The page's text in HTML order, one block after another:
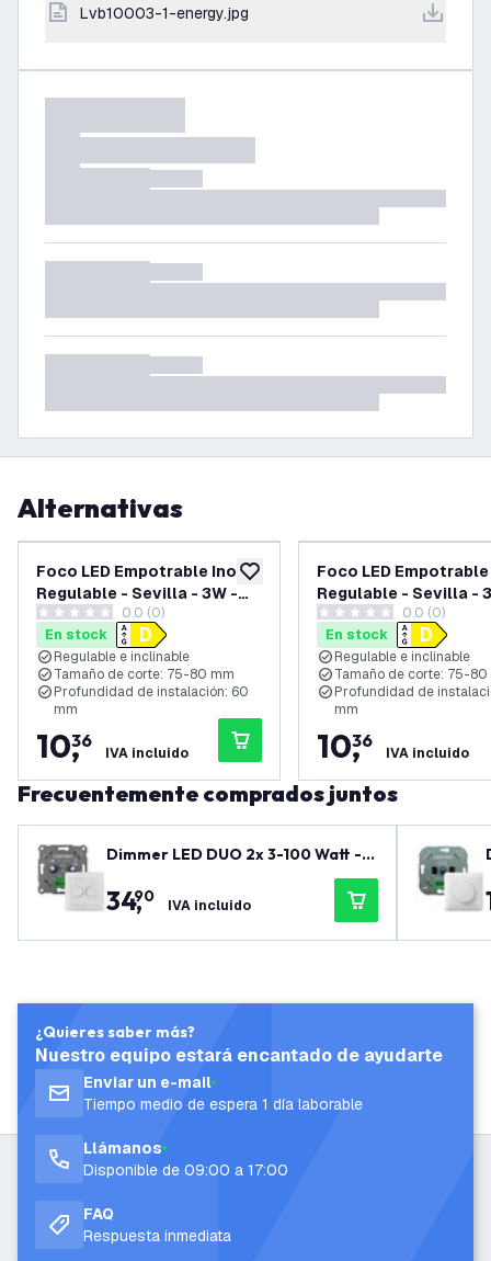
lvb10003-1-energy.jpg
Alternativas
añadir a lista de deseos
Foco LED Empotrable Inox
Regulable - Sevilla - 3W -
2700K - 92mm - Cuadrado
0 estrellas de puntuación
0.0 (0)
En stock
Regulable e inclinable
Tamaño de corte: 75-80 mm
Profundidad de instalación: 60
mm
10,
36
IVA incluido
Foco LED
Regulable - Sevilla -
6500K - 92mm -
0 estrellas de puntuación
0.0 (0)
En stock
Regulable e inclinable
Tamaño de corte: 75-80
Profundidad de
mm
10,
36
IVA incluido
Frecuentemente comprados juntos
Dimmer LED DUO 2x 3-100 Watt - 2
20-240V - Corte de fase - Univers
al - Completo
34,
90 IVA incluido
¿Quieres saber más?
Nuestro equipo estará encantado de ayudarte
Enviar un e-mail
Tiempo medio de espera 1 día laborable
Llámanos
Disponible de 09:00 a 17:00
FAQ
Respuesta inmediata